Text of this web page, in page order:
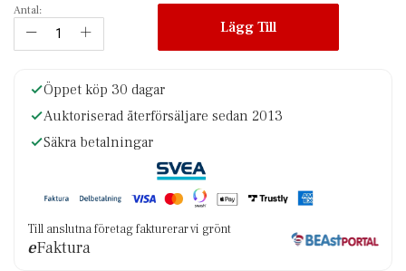
Antal:
Lägg Till
Öppet köp 30 dagar
Auktoriserad återförsäljare sedan 2013
Säkra betalningar
Till anslutna företag fakturerar vi grönt
eFaktura